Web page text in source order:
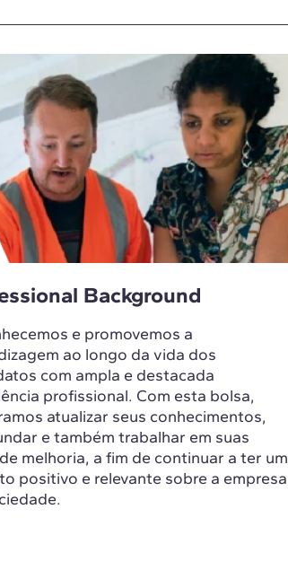
Background
e promovemos a
ao longo da vida dos
com ampla e destacada
profissional. Com esta bolsa,
atualizar seus conhecimentos,
e também trabalhar em suas
melhoria, a fim de continuar a ter um
positivo e relevante sobre a empresa